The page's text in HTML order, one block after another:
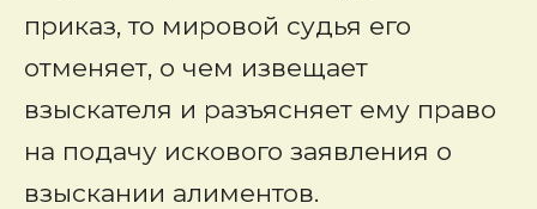
приказ, то мировой судья его
отменяет, о чем извещает
взыскателя и разъясняет ему право
на подачу искового заявления о
взыскании алиментов.